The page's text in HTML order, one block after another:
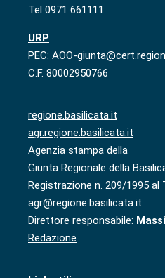
Tel 0971 661111
URP
PEC: AOO-
C.F. 80002950766
regione.basilicata.it
agr.regione.basilicata.it
Agenzia stampa della
Giunta Regionale della
Registrazione n. 209/1995 al
agr@regione.basilicata.it
Direttore responsabile:
Redazione